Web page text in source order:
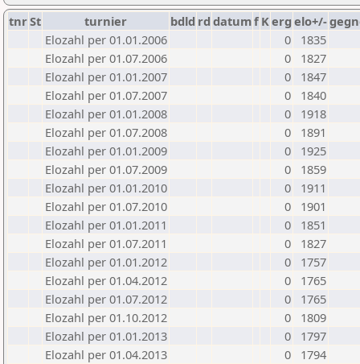
tnrSt turnier bdld rd datumf Kerg elo+/-
Elozahl per 01.01.2006
0
1835
Elozahl per 01.07.2006
0
1827
Elozahl per 01.01.2007
0
1847
Elozahl per 01.07.2007
0
1840
Elozahl per 01.01.2008
0
1918
Elozahl per 01.07.2008
0
1891
Elozahl per 01.01.2009
0
1925
Elozahl per 01.07.2009
0
1859
Elozahl per 01.01.2010
0
1911
Elozahl per 01.07.2010
0
1901
Elozahl per 01.01.2011
0
1851
Elozahl per 01.07.2011
0
1827
Elozahl per 01.01.2012
0
1757
Elozahl per 01.04.2012
0
1765
Elozahl per 01.07.2012
0
1765
Elozahl per 01.10.2012
0
1809
Elozahl per 01.01.2013
0
1797
Elozahl per 01.04.2013
0
1794